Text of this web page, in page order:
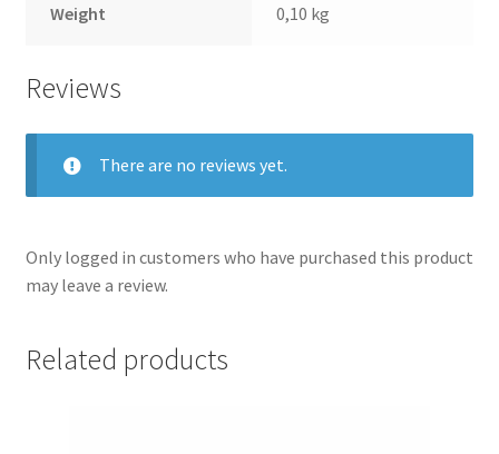
Weight 0,10 kg
Reviews
There are no reviews yet.
Only logged in customers who have purchased this product
may leave a review.
Related products